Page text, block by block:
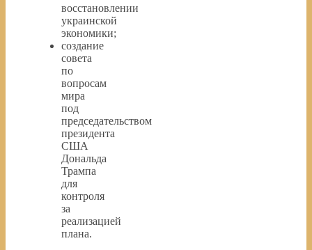
восстановлении
украинской
экономики;
создание
совета
по
вопросам
мира
под
председательством
президента
США
Дональда
Трампа
для
контроля
за
реализацией
плана.